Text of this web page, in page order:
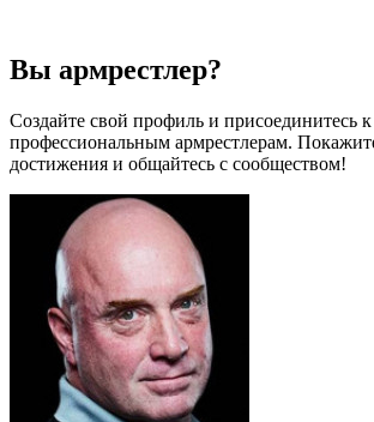
Вы армрестлер?
Создайте свой профиль и присоединитесь к
профессиональным армрестлерам.
достижения и общайтесь с сообществом!